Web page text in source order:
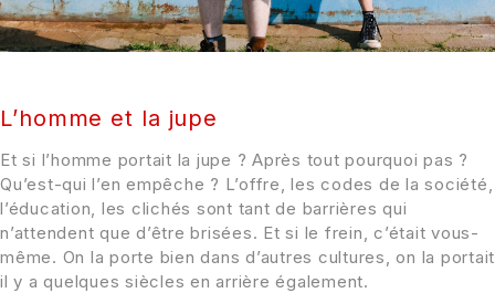
L’homme et la jupe
Et si l’homme portait la jupe ? Après tout pourquoi pas ?
Qu’est-qui l’en empêche ? L’offre, les codes de la société,
l’éducation, les clichés sont tant de barrières qui
n’attendent que d’être brisées. Et si le frein, c’était vous-
même. On la porte bien dans d’autres cultures, on la portait
il y a quelques siècles en arrière également.